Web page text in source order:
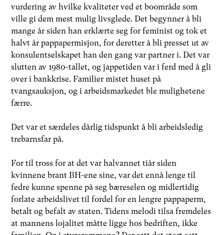
vurdering av hvilke kvaliteter ved et boområde som
ville gi dem mest mulig livsglede. Det begynner å bli
mange år siden han erklærte seg for feminist og tok et
halvt år pappapermisjon, for deretter å bli presset ut av
konsulentselskapet han den gang var partner i. Det var
slutten av 1980-tallet, og jappetiden var i ferd med å gli
over i bankkrise. Familier mistet huset på
tvangsauksjon, og i arbeidsmarkedet ble mulighetene
færre.
Det var et særdeles dårlig tidspunkt å bli arbeidsledig
trebarnsfar på.
For til tross for at det var halvannet tiår siden
kvinnene brant BH-ene sine, var det ennå lenge til
fedre kunne spenne på seg bæreselen og midlertidig
forlate arbeidslivet til fordel for en lengre pappaperm,
betalt og befalt av staten. Tidens melodi tilsa fremdeles
at mannens lojalitet måtte ligge hos bedriften, ikke